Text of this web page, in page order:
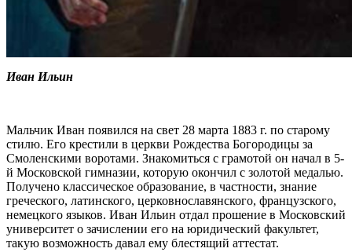
Иван Ильин
Мальчик Иван появился на свет 28 марта 1883 г. по старому
стилю. Его крестили в церкви Рождества Богородицы за
Смоленскими воротами. Знакомиться с грамотой он начал в 5-
й Московской гимназии, которую окончил с золотой медалью.
Получено классическое образование, в частности, знание
греческого, латинского, церковнославянского, французского,
немецкого языков. Иван Ильин отдал прошение в Московский
университет о зачислении его на юридический факультет,
такую возможность давал ему блестящий аттестат.